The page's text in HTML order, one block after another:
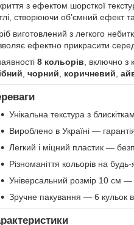
з ефектом шорсткої
створюючи об’ємний ефект
виготовлений з легкого
ефектно прикрасити
8 кольорів, включно з
, чорний, коричневий,
Унікальна текстура з
Вироблено в Україні —
Легкий і міцний пластик —
Різноманіття кольорів на
Універсальний розмір 10 см —
Зручне пакування — 6 кульок